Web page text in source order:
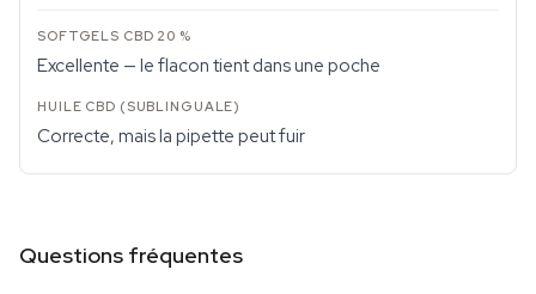
Excellente — le flacon tient dans une poche
Correcte, mais la pipette peut fuir
Questions fréquentes